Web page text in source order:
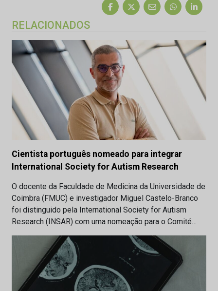
RELACIONADOS
Cientista português nomeado para integrar
International Society for Autism Research
O docente da Faculdade de Medicina da Universidade de
Coimbra (FMUC) e investigador Miguel Castelo-Branco
foi distinguido pela International Society for Autism
Research (INSAR) com uma nomeação para o Comité…